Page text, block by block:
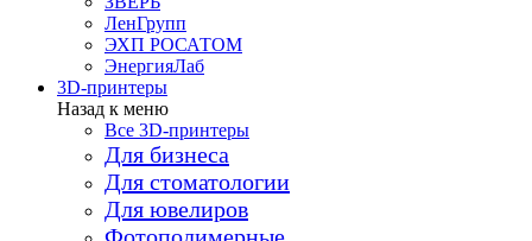
ЛенГрупп
ЭХП РОСАТОМ
ЭнергияЛаб
3D-принтеры
Назад к меню
Все 3D-принтеры
Для бизнеса
Для стоматологии
Для ювелиров